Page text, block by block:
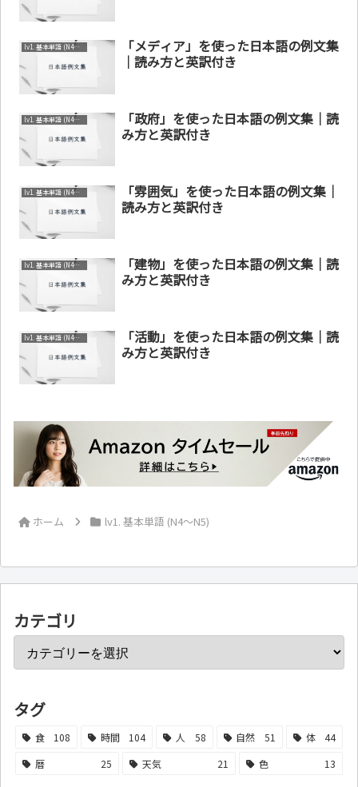
lv1. 基本単語 (N4～N5)
「メディア」を使った日本語の例文集
｜読み方と英訳付き
lv1. 基本単語 (N4～N5)
「政府」を使った日本語の例文集｜読
み方と英訳付き
lv1. 基本単語 (N4～N5)
「雰囲気」を使った日本語の例文集｜
読み方と英訳付き
lv1. 基本単語 (N4～N5)
「建物」を使った日本語の例文集｜読
み方と英訳付き
lv1. 基本単語 (N4～N5)
「活動」を使った日本語の例文集｜読
み方と英訳付き
ホーム lv1. 基本単語 (N4～N5)
カテゴリ
タグ
食 108 時間 104 人 58 自然 51 体
44
暦
25 天気 21 色 13